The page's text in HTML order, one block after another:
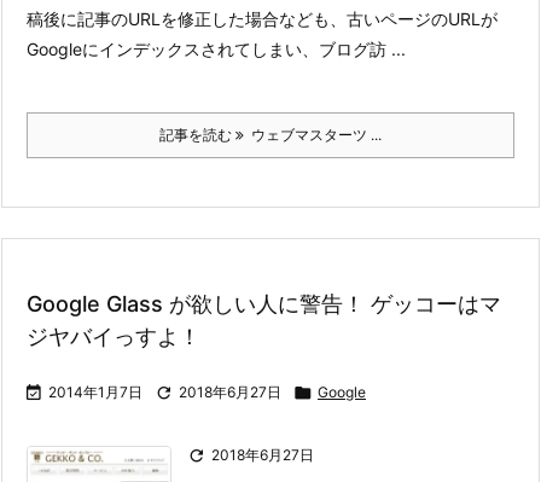
稿後に記事のURLを修正した場合なども、古いページのURLが
Googleにインデックスされてしまい、ブログ訪 ...
記事を読む ウェブマスターツ ...
Google Glass が欲しい人に警告！ ゲッコーはマ
ジヤバイっすよ！
 2014年1月7日  2018年6月27日  Google
 2018年6月27日